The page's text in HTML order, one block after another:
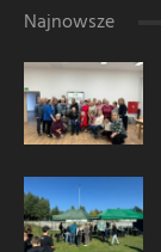
Najnowsze